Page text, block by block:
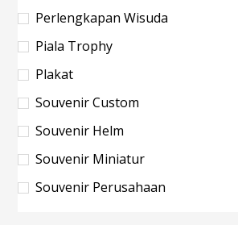
Perlengkapan Wisuda
Piala Trophy
Plakat
Souvenir Custom
Souvenir Helm
Souvenir Miniatur
Souvenir Perusahaan